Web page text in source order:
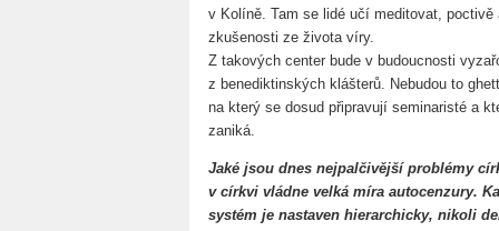
v Kolíně. Tam se lidé učí meditovat,
zkušenosti ze života víry.
Z takových center bude v budoucnosti
z benediktinských klášterů. Nebudou to
na který se dosud připravují seminaristé a
zaniká.
Jaké jsou dnes nejpalčivější problémy
v církvi vládne velká míra autocenzury.
systém je nastaven hierarchicky, nikoli